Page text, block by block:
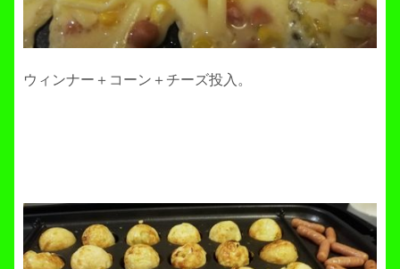
ウィンナー＋コーン＋チーズ投入。